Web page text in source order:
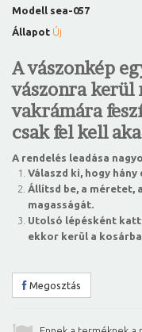
Modell sea-057
Állapot Új
A vászonkép
vászonra kerül
vakrámára
csak fel kell
A rendelés leadása
Válaszd ki, hogy
Állítsd be, a méretet,
magasságát.
Utolsó lépésként
ekkor kerül a
Megosztás